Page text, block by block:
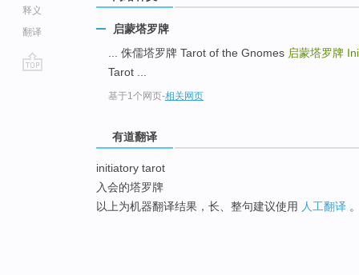
释义
翻译
启蒙塔罗牌
... 侏儒塔罗牌 Tarot of the Gnomes 启蒙塔罗牌
Tarot ...
基于1个网页-相关网页
有道翻译
initiatory tarot
入会的塔罗牌
以上为机器翻译结果，长、整句建议使用 人工翻译